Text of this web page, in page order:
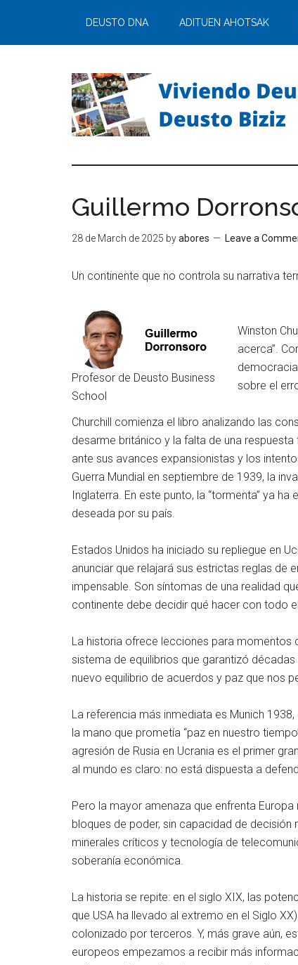
DEUSTO DNA ADITUEN AHOTSAK
Guillermo
28 de March de 2025 byabores Leave a
Un continente que no controla su narrativa
Profesor de Deusto Business
School
Winston
acerca”.
sobre el
Churchill comienza el libro analizando las
desarme británico y la falta de una
ante sus avances expansionistas y los
Guerra Mundial en septiembre de 1939, la
Inglaterra. En este punto, la “tormenta” ya
deseada por su país.
Estados Unidos ha iniciado su repliegue en
anunciar que relajará sus estrictas reglas de
impensable. Son síntomas de una realidad
continente debe decidir qué hacer con todo
La historia ofrece lecciones para momentos
sistema de equilibrios que garantizó
nuevo equilibrio de acuerdos y paz que nos
La referencia más inmediata es Munich
la mano que prometía “paz en nuestro
agresión de Rusia en Ucrania es el primer
al mundo es claro: no está dispuesta a
Pero la mayor amenaza que enfrenta
bloques de poder, sin capacidad de
minerales críticos y tecnología de
soberanía económica.
La historia se repite: en el siglo XIX, las
que USA ha llevado al extremo en el Siglo
colonizado por terceros. Y, más grave aún,
europeos empezamos a recibir más